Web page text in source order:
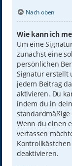
Nach oben
Wie kann ich
Um eine
zunächst eine
persönlichen
Signatur erstellt
jedem Beitrag
aktivieren. Du
indem du in
Wenn du einen
verfassen
deaktivieren.